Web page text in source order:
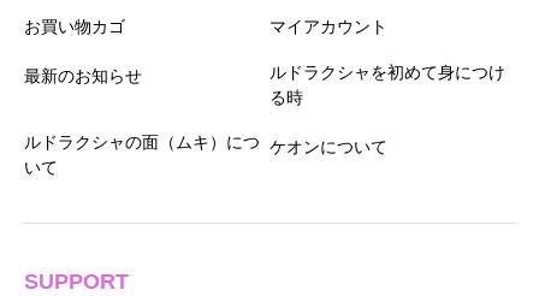
お買い物カゴ マイアカウント
最新のお知らせ
ルドラクシャを初めて身につけ
る時
ルドラクシャの面（ムキ）につ
いて
ケオンについて
SUPPORT